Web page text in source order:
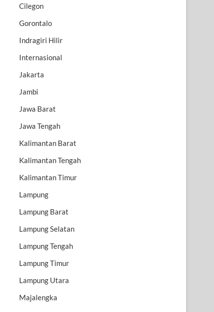
Cilegon
Gorontalo
Indragiri Hilir
Internasional
Jakarta
Jambi
Jawa Barat
Jawa Tengah
Kalimantan Barat
Kalimantan Tengah
Kalimantan Timur
Lampung
Lampung Barat
Lampung Selatan
Lampung Tengah
Lampung Timur
Lampung Utara
Majalengka